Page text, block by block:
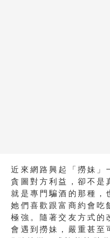
近來網路興起「撈妹」
貪圖對方利益，卻不是
就是專門騙酒的那種，
她們喜歡跟富商約會吃
極強。隨著交友方式的
會遇到撈妹，嚴重甚至